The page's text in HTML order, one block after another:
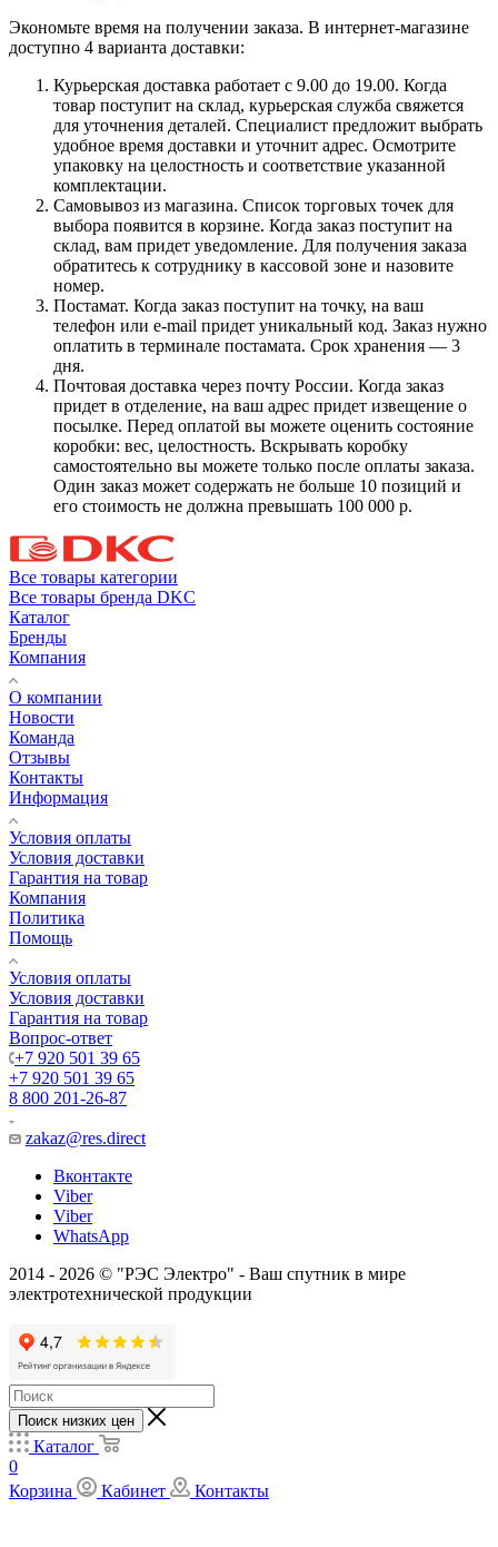
Экономьте время на получении заказа. В интернет-магазине
доступно 4 варианта доставки:
Курьерская доставка работает с 9.00 до 19.00. Когда
товар поступит на склад, курьерская служба свяжется
для уточнения деталей. Специалист предложит выбрать
удобное время доставки и уточнит адрес. Осмотрите
упаковку на целостность и соответствие указанной
комплектации.
Самовывоз из магазина. Список торговых точек для
выбора появится в корзине. Когда заказ поступит на
склад, вам придет уведомление. Для получения заказа
обратитесь к сотруднику в кассовой зоне и назовите
номер.
Постамат. Когда заказ поступит на точку, на ваш
телефон или e-mail придет уникальный код. Заказ нужно
оплатить в терминале постамата. Срок хранения — 3
дня.
Почтовая доставка через почту России. Когда заказ
придет в отделение, на ваш адрес придет извещение о
посылке. Перед оплатой вы можете оценить состояние
коробки: вес, целостность. Вскрывать коробку
самостоятельно вы можете только после оплаты заказа.
Один заказ может содержать не больше 10 позиций и
его стоимость не должна превышать 100 000 р.
Все товары категории
Все товары бренда DKC
Каталог
Бренды
Компания
О компании
Новости
Команда
Отзывы
Контакты
Информация
Условия оплаты
Условия доставки
Гарантия на товар
Компания
Политика
Помощь
Условия оплаты
Условия доставки
Гарантия на товар
Вопрос-ответ
+7 920 501 39 65
+7 920 501 39 65
8 800 201-26-87
zakaz@res.direct
Вконтакте
Viber
Viber
WhatsApp
2014 - 2026 © "РЭС Электро" - Ваш спутник в мире
электротехнической продукции
Поиск низких цен
Каталог
0
Корзина
Кабинет Контакты